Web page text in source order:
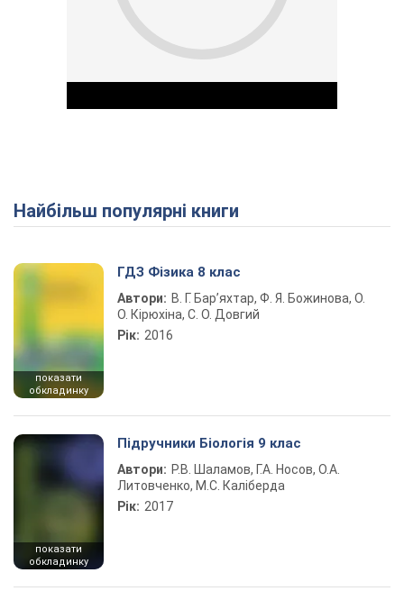
Play Video
Найбільш популярні книги
показати
обкладинку
ГДЗ Фізика 8 клас
Автори: В. Г. Бар’яхтар, Ф. Я. Божинова, О.
О. Кірюхіна, С. О. Довгий
Рік: 2016
показати
обкладинку
Підручники Біологія 9 клас
Автори: Р.В. Шаламов, Г.А. Носов, О.А.
Литовченко, М.С. Каліберда
Рік: 2017